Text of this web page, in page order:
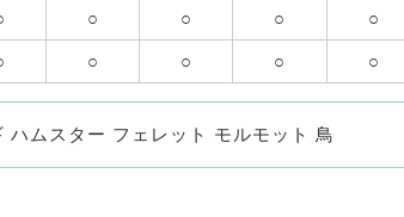
○ ○ ○ ○
○ ○ ○ ○
ハムスター フェレット モルモット 鳥